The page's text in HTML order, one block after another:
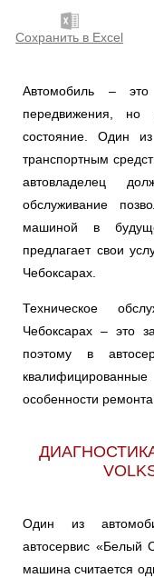
Сохранить в Excel
Автомобиль –
передвижения, но
состояние. Один
транспортным
автовладелец
обслуживание
машиной в
предлагает свои
Чебоксарах.
Техническое
Чебоксарах – это
поэтому в
особенности
Один из
автосервис «Белый
машина считается